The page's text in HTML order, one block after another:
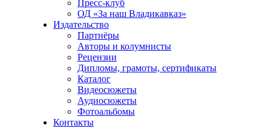
Пресс-клуб
ОД «За наш Владикавказ»
Издательство
Партнёры
Авторы и колумнисты
Рецензии
Дипломы, грамоты, сертификаты
Каталог
Видеосюжеты
Аудиосюжеты
Фотоальбомы
Контакты